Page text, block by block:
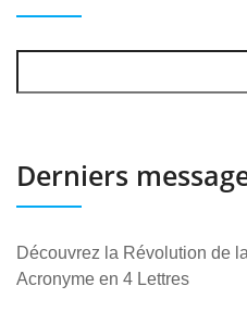
Derniers
Découvrez la Révolution de
Acronyme en 4 Lettres